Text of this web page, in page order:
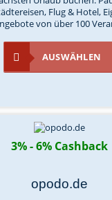
Flug & Hotel,
von über 100
AUSWÄHLEN
3% - 6% Cashback
opodo.de